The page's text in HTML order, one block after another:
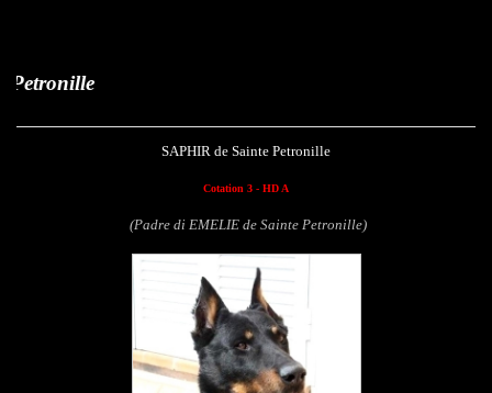
SAPHIR de Sainte Petronille
Cotation 3 - HD A
(Padre di EMELIE de Sainte Petronille)